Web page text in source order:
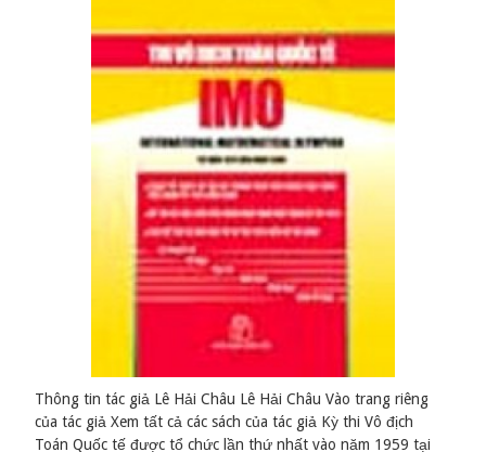
Thông tin tác giả Lê Hải Châu Lê Hải Châu Vào trang riêng
của tác giả Xem tất cả các sách của tác giả Kỳ thi Vô địch
Toán Quốc tế được tổ chức lần thứ nhất vào năm 1959 tại